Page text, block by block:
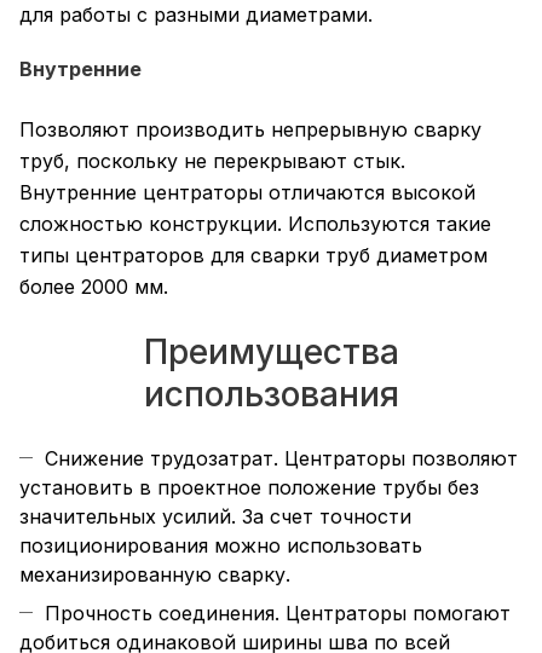
для работы с разными диаметрами.
Внутренние
Позволяют производить непрерывную сварку
труб, поскольку не перекрывают стык.
Внутренние центраторы отличаются высокой
сложностью конструкции. Используются такие
типы центраторов для сварки труб диаметром
более 2000 мм.
Преимущества
использования
Снижение трудозатрат. Центраторы позволяют
установить в проектное положение трубы без
значительных усилий. За счет точности
позиционирования можно использовать
механизированную сварку.
Прочность соединения. Центраторы помогают
добиться одинаковой ширины шва по всей